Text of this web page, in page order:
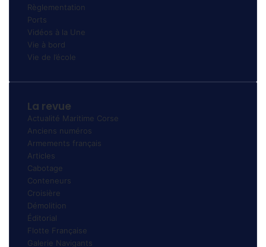
Règlementation
Ports
Vidéos à la Une
Vie à bord
Vie de l’école
La revue
Actualité Maritime Corse
Anciens numéros
Armements français
Articles
Cabotage
Conteneurs
Croisière
Démolition
Éditorial
Flotte Française
Galerie Navigants